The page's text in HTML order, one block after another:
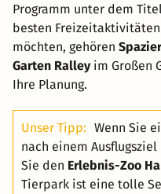
Programm unter dem
besten
möchten, gehören
Garten Ralleyim Großen
Ihre Planung.
Unser Tipp: Wenn Sie
nach einem
Sie den Erlebnis-Zoo
Tierpark ist eine tolle